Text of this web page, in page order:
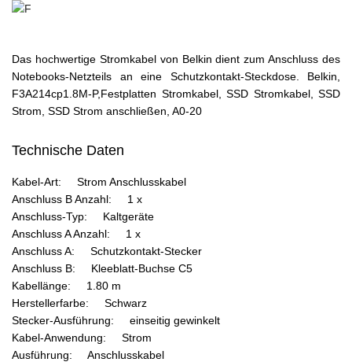
Das hochwertige Stromkabel von Belkin dient zum Anschluss des
Notebooks-Netzteils an eine Schutzkontakt-Steckdose. Belkin,
F3A214cp1.8M-P,Festplatten Stromkabel, SSD Stromkabel, SSD
Strom, SSD Strom anschließen, A0-20
Technische Daten
Kabel-Art: Strom Anschlusskabel
Anschluss B Anzahl: 1 x
Anschluss-Typ: Kaltgeräte
Anschluss A Anzahl: 1 x
Anschluss A: Schutzkontakt-Stecker
Anschluss B: Kleeblatt-Buchse C5
Kabellänge: 1.80 m
Herstellerfarbe: Schwarz
Stecker-Ausführung: einseitig gewinkelt
Kabel-Anwendung: Strom
Ausführung: Anschlusskabel